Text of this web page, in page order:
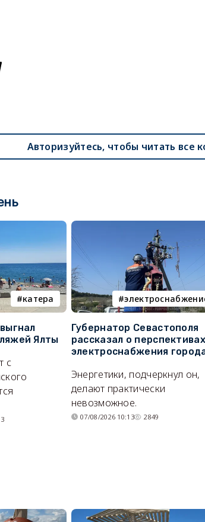
Авторизуйтесь, чтобы читать все
катера
Ялты
с
Губернатор Севастополя
рассказал о перспективах
электроснабжения
Энергетики, подчеркнул он,
делают практически
невозможное.
07/08/2026 10:13 2849